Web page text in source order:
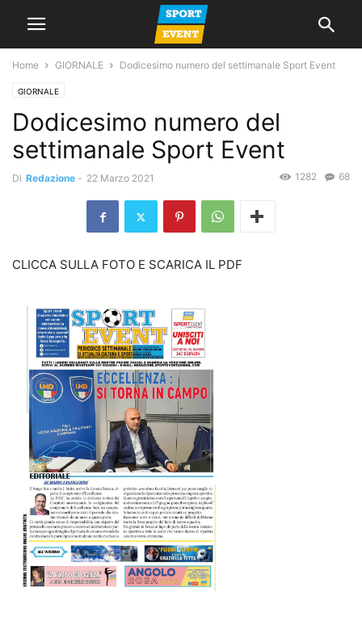
Home GIORNALE Dodicesimo numero del settimanale Sport Event
GIORNALE
Dodicesimo numero del
settimanale Sport Event
Di Redazione - 22 Marzo 2021 68
1282
CLICCA SULLA FOTO E SCARICA IL PDF